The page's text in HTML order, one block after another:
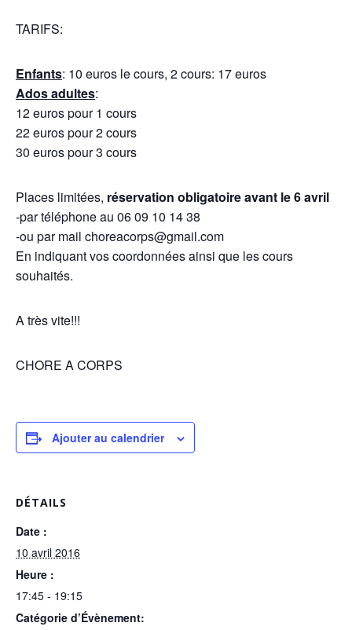
TARIFS:
Enfants: 10 euros le cours, 2 cours: 17 euros
Ados adultes:
12 euros pour 1 cours
22 euros pour 2 cours
30 euros pour 3 cours
Places limitées, réservation obligatoire avant le 6 avril
-par téléphone au 06 09 10 14 38
-ou par mail choreacorps@gmail.com
En indiquant vos coordonnées ainsi que les cours
souhaités.
A très vite!!!
CHORE A CORPS
Ajouter au calendrier
DÉTAILS
Date :
10 avril 2016
Heure :
17:45 - 19:15
Catégorie d’Évènement: